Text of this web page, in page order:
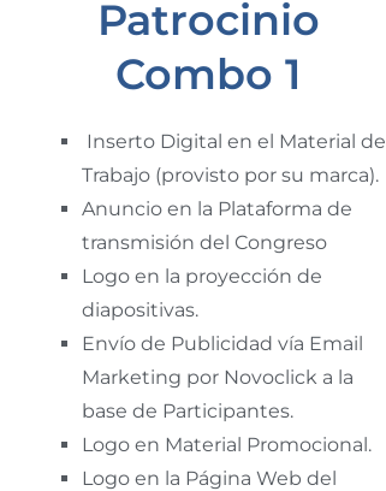
Patrocinio
Combo 1
Inserto Digital en el Material de
Trabajo (provisto por su marca).
Anuncio en la Plataforma de
transmisión del Congreso
Logo en la proyección de
diapositivas.
Envío de Publicidad vía Email
Marketing por Novoclick a la
base de Participantes.
Logo en Material Promocional.
Logo en la Página Web del